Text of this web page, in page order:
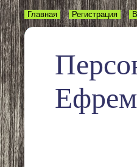
Главная Регистрация